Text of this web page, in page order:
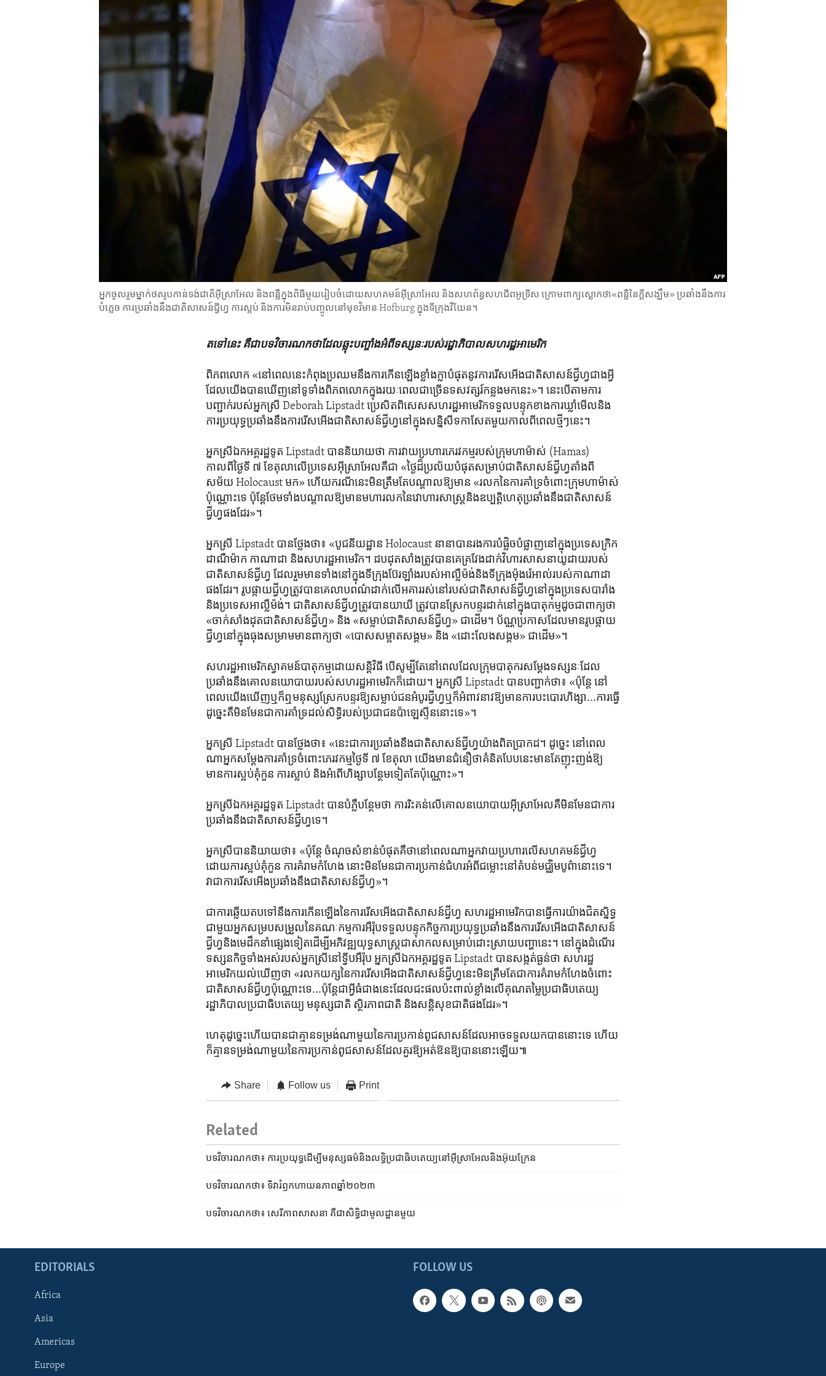
IDEALS AND INSTITUTIONS
អ្នកចូលរួមម្នាក់ថតរូបកាន់ទង់ជាតិ​អ៊ីស្រាអែល និង​ពន្លឺ​ក្នុង​ពិធីមួយរៀបចំដោយសហគមន៍​អ៊ីស្រាអែល និង​សហព័ន្ធ​សហជីពអូទ្រីស ក្រោមពាក្យស្លោក​ថា«ពន្លឺ​នៃ​ក្តីសង្ឃឹម‍» ប្រឆាំងនឹងការ
បំភ្លេច ការប្រឆាំងនឹង​ជាតិ​សាសន៍​ជ្វីហ្វ ការស្អប់ និងការមិនរាប់បញ្ចូលនៅមុខ​វិមាន Hofburg ក្នុង​ទីក្រុងវីយែន។
តទៅ​នេះ​ គឺ​ជា​បទ​វិចារណកថា​ដែល​ឆ្លុះ​បញ្ចាំង​អំពី​ទស្សនៈ​របស់​រដ្ឋាភិបាល​សហរដ្ឋ​អាមេរិក
ពិភពលោក «នៅ​ពេល​នេះ​កំពុង​ប្រឈម​នឹង​ការ​កើនឡើង​ខ្លាំងក្លា​បំផុត​នូវ​ការ​រើសអើង​ជាតិ​សាសន៍​ជ្វីហ្វ​ជាង​អ្វី​
ដែល​យើង​បាន​ឃើញ​នៅ​ទូទាំង​ពិភពលោក​ក្នុង​រយៈពេល​ជា​ច្រើន​ទសវត្សរ៍​កន្លង​មក​នេះ»។ នេះ​បើ​តាម​ការ​
បញ្ជាក់​របស់​អ្នកស្រី Deborah Lipstadt ប្រេសិត​ពិសេស​សហរដ្ឋ​អាមេរិក​ទទួល​បន្ទុក​ខាង​ការ​ឃ្លាំមើល​និង​
ការ​ប្រយុទ្ធ​ប្រឆាំង​នឹង​ការ​រើសអើង​ជាតិ​សាសន៍​ជ្វីហ្វ​នៅ​ក្នុង​សន្និសីទ​កាសែត​មួយ​កាលពី​ពេល​ថ្មីៗ​នេះ។
អ្នកស្រី​ឯកអគ្គរដ្ឋទូត Lipstadt បាន​និយាយ​ថា ការ​វាយ​ប្រហារ​ភេរវកម្ម​របស់​ក្រុម​ហាម៉ាស់ (Hamas)
កាលពី​ថ្ងៃ​ទី ៧ ខែ​តុលា​លើ​ប្រទេស​អ៊ីស្រាអែល​គឺ​ជា «ថ្ងៃ​ដ៏​ប្រល័យ​បំផុត​សម្រាប់​ជាតិ​សាសន៍​ជ្វីហ្វ​តាំងពី​
សម័យ Holocaust មក» ហើយ​ករណី​នេះ​មិន​ត្រឹមតែ​បណ្ដាល​ឱ្យ​មាន «រលក​នៃ​ការ​គាំទ្រ​ចំពោះ​ក្រុម​ហាម៉ាស់​
ប៉ុណ្ណោះ​ទេ ប៉ុន្តែ​ថែម​ទាំង​បណ្ដាល​ឱ្យ​មាន​មហា​រលក​នៃ​វោហារសាស្ត្រ​និង​ឧប្បត្តិហេតុ​ប្រឆាំង​នឹង​ជាតិ​សាសន៍​
ជ្វីហ្វ​ផង​ដែរ»។
អ្នកស្រី Lipstadt បាន​ថ្លែង​ថា៖ «បូជនីយដ្ឋាន Holocaust នានា​បាន​រង​ការ​បំផ្លិច​បំផ្លាញ​នៅ​ក្នុង​ប្រទេស​ក្រិក
ដាណឺម៉ាក កាណាដា និង​សហរដ្ឋ​អាមេរិក។ ដប​ដុត​សាំង​ត្រូវ​បាន​គេ​គ្រវែង​ដាក់​វិហារ​សាសនា​យូដាយ​របស់​
ជាតិ​សាសន៍​ជ្វីហ្វ ដែល​រួម​មាន​ទាំង​នៅ​ក្នុង​ទីក្រុង​ប៊ែរឡាំង​របស់​អាល្លឺម៉ង់​និង​ទីក្រុង​ម៉ុងរ៉េអាល់​របស់​កាណាដា​
ផង​ដែរ។ រូប​ផ្កាយ​ជ្វីហ្វ​ត្រូវ​បាន​គេ​លាប​ពណ៌​ដាក់​លើ​អគារ​រស់នៅ​របស់​ជាតិ​សាសន៍​ជ្វីហ្វ​នៅ​ក្នុង​ប្រទេស​បារាំង​
និង​ប្រទេស​អាល្លឺម៉ង់។ ជាតិ​សាសន៍​ជ្វីហ្វ​ត្រូវ​បាន​យាយី ត្រូវ​បាន​ស្រែក​បន្ទរ​ដាក់​នៅ​ក្នុង​បាតុកម្ម​ដូចជា​ពាក្យ​ថា
«ចាក់​សាំង​ដុត​ជាតិ​សាសន៍​ជ្វីហ្វ» និង «សម្លាប់​ជាតិ​សាសន៍​ជ្វីហ្វ» ជាដើម។ ប័ណ្ណ​ប្រកាស​ដែល​មាន​រូប​ផ្កាយ​
ជ្វីហ្វ​នៅ​ក្នុង​ធុង​សម្រាម​មាន​ពាក្យ​ថា «បោស​សម្អាត​សង្គម» និង «ដោះលែង​សង្គម» ជាដើម»។
សហរដ្ឋ​អាមេរិក​ស្វាគមន៍​បាតុកម្ម​ដោយ​សន្តិវិធី បើ​សូម្បីតែ​នៅ​ពេល​ដែល​ក្រុម​បាតុករ​សម្ដែង​ទស្សនៈ​ដែល​
ប្រឆាំង​នឹង​គោល​នយោបាយ​របស់​សហរដ្ឋ​អាមេរិក​ក៏ដោយ។ អ្នកស្រី Lipstadt បាន​បញ្ជាក់​ថា៖ «ប៉ុន្តែ នៅ​
ពេល​យើង​ឃើញ​ឬ​ក៏​ឮ​មនុស្ស​ស្រែក​បន្ទរ​ឱ្យ​សម្លាប់​ជន​អំបូរ​ជ្វីហ្វ​ឬ​ក៏​អំពាវនាវ​ឱ្យ​មាន​ការ​បះបោរ​ហិង្សា...ការ​ធ្វើ​
ដូច្នេះ​គឺ​មិន​មែន​ជា​ការ​គាំទ្រ​ដល់​សិទ្ធិ​របស់​ប្រជាជន​ប៉ាឡេស្ទីន​នោះ​ទេ»។
អ្នកស្រី Lipstadt បាន​ថ្លែង​ថា៖ «នេះ​ជា​ការ​ប្រឆាំង​នឹង​ជាតិ​សាសន៍​ជ្វីហ្វ​យ៉ាង​ពិត​ប្រាកដ។ ដូច្នេះ នៅ​ពេល​
ណា​អ្នក​សម្តែង​ការ​គាំទ្រ​ចំពោះ​ភេរវកម្ម​ថ្ងៃ​ទី ៧ ខែ​តុលា យើង​មាន​ជំនឿ​ថា​គំនិត​បែប​នេះ​មានតែ​ញុះញង់​ឱ្យ​
មាន​ការ​ស្អប់​គុំកួន ការ​ស្លាប់ និង​អំពើ​ហិង្សា​បន្ថែម​ទៀត​តែ​ប៉ុណ្ណោះ»។
អ្នកស្រី​ឯកអគ្គរដ្ឋទូត Lipstadt បាន​បំភ្លឺ​បន្ថែម​ថា ការ​រិះគន់​លើ​គោល​នយោបាយ​អ៊ីស្រាអែល​គឺ​មិន​មែន​ជា​ការ​
ប្រឆាំង​នឹង​ជាតិ​សាសន៍​ជ្វីហ្វ​ទេ។
អ្នកស្រី​បាន​និយាយ​ថា៖ «ប៉ុន្តែ ចំណុច​សំខាន់​បំផុត​គឺ​ថា​នៅ​ពេល​ណា​អ្នក​វាយ​ប្រហារ​លើ​សហគមន៍​ជ្វីហ្វ​
ដោយ​ការ​ស្អប់​គុំកួន ការ​គំរាម​កំហែង នោះ​មិន​មែន​ជា​ការ​ប្រកាន់​ជំហរ​អំពី​ជម្លោះ​នៅ​តំបន់​មជ្ឈិម​បូព៌ា​នោះ​ទេ។
វា​ជា​ការ​រើសអើង​ប្រឆាំង​នឹង​ជាតិ​សាសន៍​ជ្វីហ្វ»។
ជា​ការ​ឆ្លើយតប​ទៅ​នឹង​ការ​កើនឡើង​នៃ​ការ​រើសអើង​ជាតិ​សាសន៍​ជ្វីហ្វ សហរដ្ឋ​អាមេរិក​បាន​ធ្វើការ​យ៉ាង​ជិតស្និទ្ធ​
ជាមួយ​អ្នក​សម្របសម្រួល​នៃ​គណៈកម្មការ​អឺរ៉ុប​ទទួល​បន្ទុក​កិច្ចការ​ប្រយុទ្ធ​ប្រឆាំង​នឹង​ការ​រើសអើង​ជាតិ​សាសន៍​
ជ្វីហ្វ​និង​មេដឹកនាំ​ផ្សេង​ទៀត​ដើម្បី​អភិវឌ្ឍ​យុទ្ធសាស្ត្រ​ជា​សាកល​សម្រាប់​ដោះស្រាយ​បញ្ហា​នេះ។ នៅ​ក្នុង​ដំណើរ​
ទស្សនកិច្ច​ទាំងអស់​របស់​អ្នកស្រី​នៅ​ទ្វីប​អឺរ៉ុប អ្នកស្រី​ឯកអគ្គរដ្ឋទូត Lipstadt បាន​សង្កត់ធ្ងន់​ថា សហរដ្ឋ​
អាមេរិក​យល់​ឃើញ​ថា «រលក​យក្ស​នៃ​ការ​រើសអើង​ជាតិ​សាសន៍​ជ្វីហ្វ​នេះ​មិន​ត្រឹមតែ​ជា​ការ​គំរាមកំហែង​ចំពោះ​
ជាតិ​សាសន៍​ជ្វីហ្វ​ប៉ុណ្ណោះ​ទេ...ប៉ុន្តែ​ជា​អ្វី​ធំ​ជាង​នេះ​ដែល​ជះ​ផល​ប៉ះពាល់​ខ្លាំង​លើ​គុណតម្លៃ​ប្រជាធិបតេយ្យ
រដ្ឋាភិបាល​ប្រជាធិបតេយ្យ មនុស្ស​ជាតិ ស្ថិរភាព​ជាតិ និង​សន្តិសុខ​ជាតិ​ផង​ដែរ»។
ហេតុ​ដូច្នេះ​ហើយ​បាន​ជា​គ្មាន​ទម្រង់​ណា​មួយនៃ​ការ​ប្រកាន់​ពូជសាសន៍​ដែល​អាច​ទទួល​យក​បាន​នោះ​ទេ ហើយ​
ក៏​គ្មាន​ទម្រង់​ណា​មួយ​នៃ​ការ​ប្រកាន់​ពូជសាសន៍​ដែល​គួរ​ឱ្យ​អត់ឱន​ឱ្យ​បាន​នោះ​ឡើយ៕
Share Follow us Print
Related
បទវិចារណកថា៖ ការប្រយុទ្ធ​ដើម្បី​មនុស្សធម៌​និង​លទ្ធិ​ប្រជាធិបតេយ្យ​នៅ​អ៊ីស្រាអែល​និង​អ៊ុយក្រែន
បទវិចារណកថា៖ ទិវា​រំឭក​ហាយនភាព​ឆ្នាំ២០២៣
បទវិចារណកថា៖ សេរីភាព​សាសនា គឺជា​សិទ្ធិ​ជា​មូលដ្ឋាន​មួយ
FOLLOW US
EDITORIALS
Africa
Asia
Americas
Europe